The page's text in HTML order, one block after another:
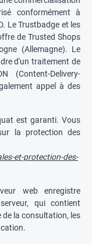
conformément à
Le Trustbadge et les
de Trusted Shops
(Allemagne). Le
d'un traitement de
(Content-Delivery-
appel à des
est garanti. Vous
la protection des
et-protection-des-
web enregistre
qui contient
de la consultation, les